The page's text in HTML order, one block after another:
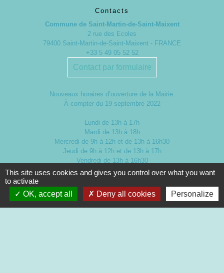
Contacts
Commune de Saint-Martin-de-Saint-Maixent
2 rue des Ecoles
79400 Saint-Martin-de-Saint-Maixent - FRANCE
+33 5 49 05 52 52
Contact par formulaire
Nouveaux horaires d’ouverture de la Mairie.
À compter du 19 septembre 2022
Lundi de 13h à 17h
Mardi de 13h à 18h
Mercredi de 9h à 12h et de 13h à 16h30
Jeudi de 9h à 12h et de 13h à 17h
Vendredi de 13h à 16h30
This site uses cookies and gives you control over what you want
to activate
OK, accept all
Deny all cookies Personalize